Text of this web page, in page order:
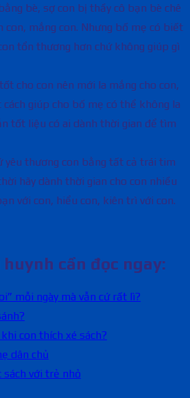
bè, sợ con bị thầy cô bạn bè chê
con, mắng con. Nhưng bố mẹ có biết
tổn thương hơn chứ không giúp gì
cho con nên mới la mắng cho con,
giúp cho bố mẹ có thể không la
tốt liệu có ai dành thời gian để tìm
yêu thương con bằng tất cả trái tim
hãy dành thời gian cho con nhiều
với con, hiểu con, kiên trì với con.
cần đọc ngay:
mỗi ngày mà vẫn cứ rất lì?
con thích xé sách?
dân chủ
sách với trẻ nhỏ